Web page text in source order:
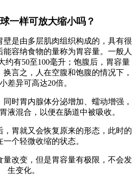
一样可放大缩小吗？
壁是由多层肌肉组织构成的，具有很
容纳食物的量称为胃容量。一般人
约有50至100毫升；饱腹后，胃容量
换言之，人在空腹和饱腹的情况下，
差异可高达20倍。
时胃内腺体分泌增加、蠕动增强，
液混合，以便在肠道中被吸收。
，胃就又会恢复原来的形态，此时的
一个轻微收缩的状态。
量改变，但是胃容量有极限，不会发
生变化。